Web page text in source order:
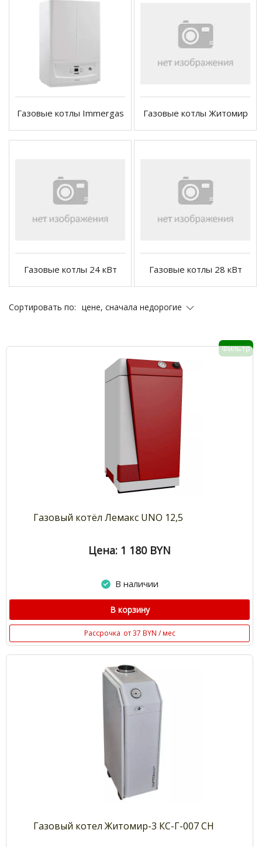
Газовые котлы Immergas Газовые котлы Житомир
Газовые котлы 24 кВт Газовые котлы 28 кВт
Сортировать по: цене, сначала недорогие
Фильтр
Газовый котёл Лемакс UNO 12,5
Цена: 1 180 BYN
В наличии
В корзину
Рассрочка от 37 BYN / мес
Газовый котел Житомир-3 КС-Г-007 СН